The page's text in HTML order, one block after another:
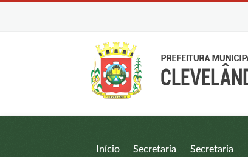
Início
Secretaria
Secretaria